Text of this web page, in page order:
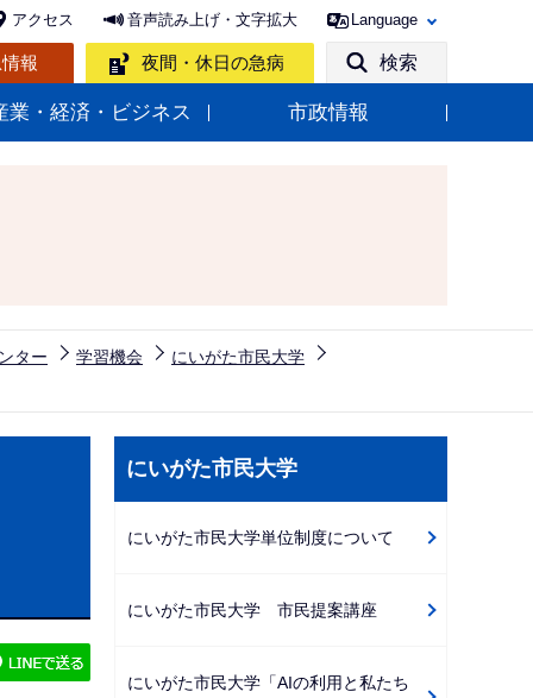
アクセス 音声読み上げ・文字拡大 Language
報 夜間・休日の急病 検索
業・経済・ビジネス 市政情報
ター 学習機会
にいがた市民大学
ビ
ー
ョ
にいがた市民大学
にいがた市民大学単位制度について
にいがた市民大学 市民提案講座
にいがた市民大学「AIの利用と私たち